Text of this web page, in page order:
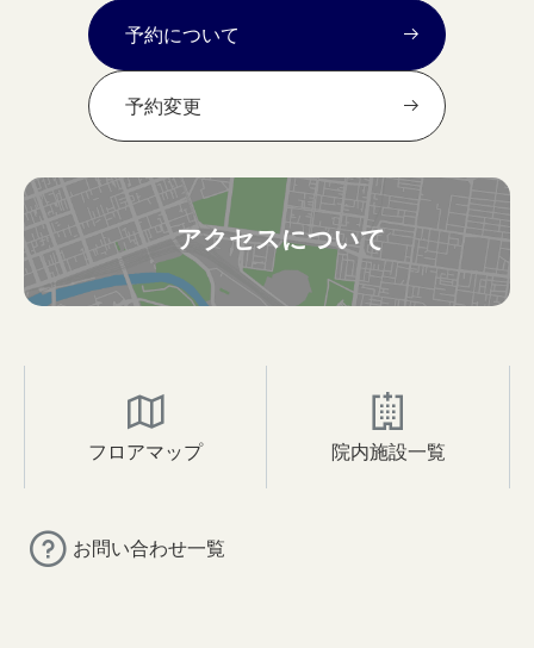
予約について
予約変更
アクセスについて
フロアマップ 院内施設一覧
お問い合わせ一覧